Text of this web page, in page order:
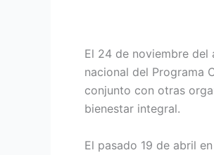
El 24 de noviembre
nacional del Programa
conjunto con otras
bienestar integral.
El pasado 19 de abril